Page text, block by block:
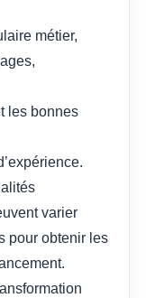
métier,
les bonnes
varier
pour obtenir les